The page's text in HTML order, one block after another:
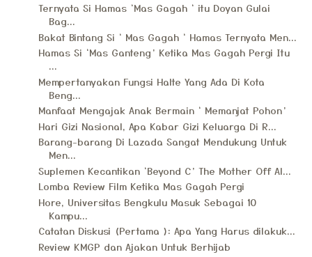
Ternyata Si Hamas ‘Mas Gagah ‘ itu Doyan Gulai
Bag...
Bakat Bintang Si ‘ Mas Gagah ‘ Hamas Ternyata Men...
Hamas Si ‘Mas Ganteng’ Ketika Mas Gagah Pergi Itu
...
Mempertanyakan Fungsi Halte Yang Ada Di Kota
Beng...
Manfaat Mengajak Anak Bermain ‘ Memanjat Pohon’
Hari Gizi Nasional, Apa Kabar Gizi Keluarga Di R...
Barang-barang Di Lazada Sangat Mendukung Untuk
Men...
Suplemen Kecantikan ‘Beyond C’ The Mother Off Al...
Lomba Review Film Ketika Mas Gagah Pergi
Hore, Universitas Bengkulu Masuk Sebagai 10
Kampu...
Catatan Diskusi (Pertama ): Apa Yang Harus dilakuk...
Review KMGP dan Ajakan Untuk Berhijab